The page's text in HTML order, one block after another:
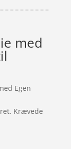
med
Egen
Krævede